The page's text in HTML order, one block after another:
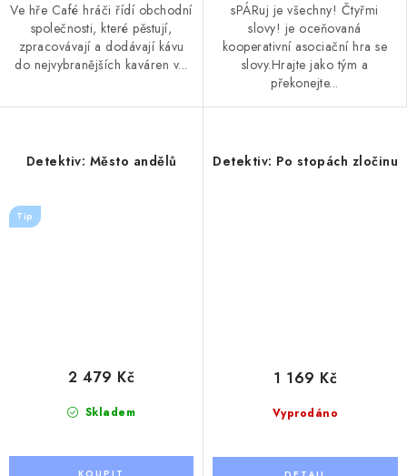
Ve hře Café hráči řídí obchodní
společnosti, které pěstují,
zpracovávají a dodávají kávu
do nejvybranějších kaváren v...
sPÁRuj je všechny! Čtyřmi
slovy! je oceňovaná
kooperativní asociační hra se
slovy.Hrajte jako tým a
překonejte...
Detektiv: Město andělů
Tip
Skladem
2 479 Kč
Detektiv: Po stopách zločinu
Vyprodáno
1 169 Kč